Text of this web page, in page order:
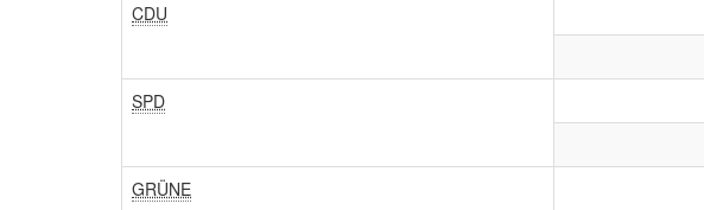
CDU
SPD
GRÜNE